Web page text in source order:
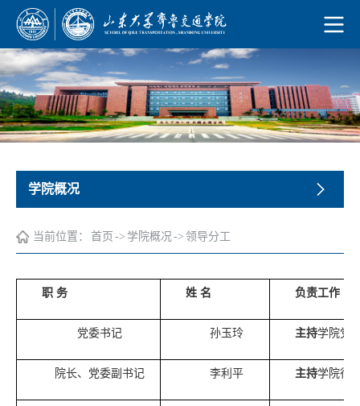
学院概况
当前位置： 首页 -> 学院概况 -> 领导分工
职 务 姓 名 负责工作
党委书记 孙玉玲 主持学院党
院长、党委副书记 李利平 主持学院行